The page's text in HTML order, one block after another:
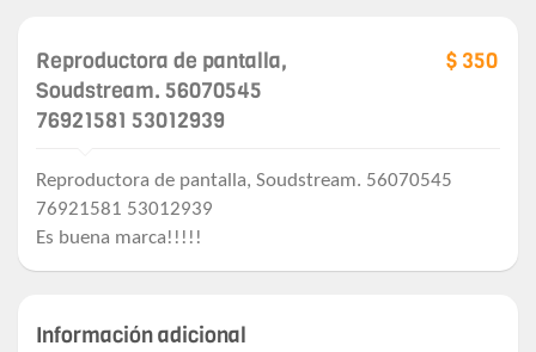
Reproductora de pantalla,
Soudstream. 56070545
76921581 53012939
$ 350
Reproductora de pantalla, Soudstream. 56070545
76921581 53012939
Es buena marca!!!!!
Información adicional